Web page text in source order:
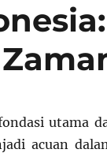
utama
acuan